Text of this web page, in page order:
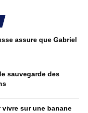
assure que Gabriel
sauvegarde des
sur une banane